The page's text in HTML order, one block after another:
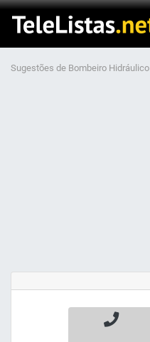
Sugestões de Bombeiro Hidráulico